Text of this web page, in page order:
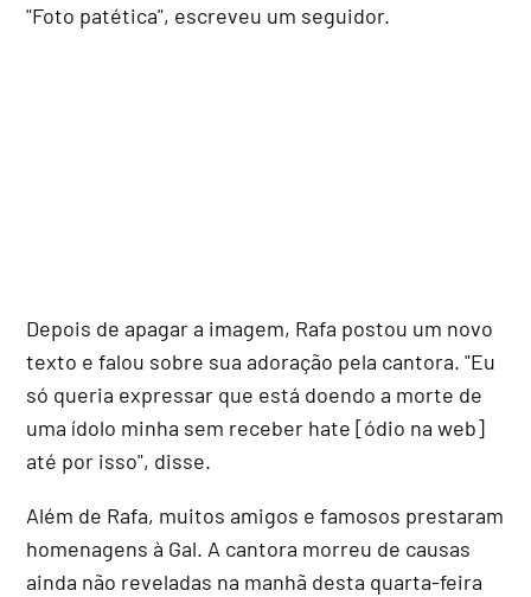
"Foto patética", escreveu um seguidor.
Depois de apagar a imagem, Rafa postou um novo
texto e falou sobre sua adoração pela cantora. "Eu
só queria expressar que está doendo a morte de
uma ídolo minha sem receber hate [ódio na web]
até por isso", disse.
Além de Rafa, muitos amigos e famosos prestaram
homenagens à Gal. A cantora morreu de causas
ainda não reveladas na manhã desta quarta-feira